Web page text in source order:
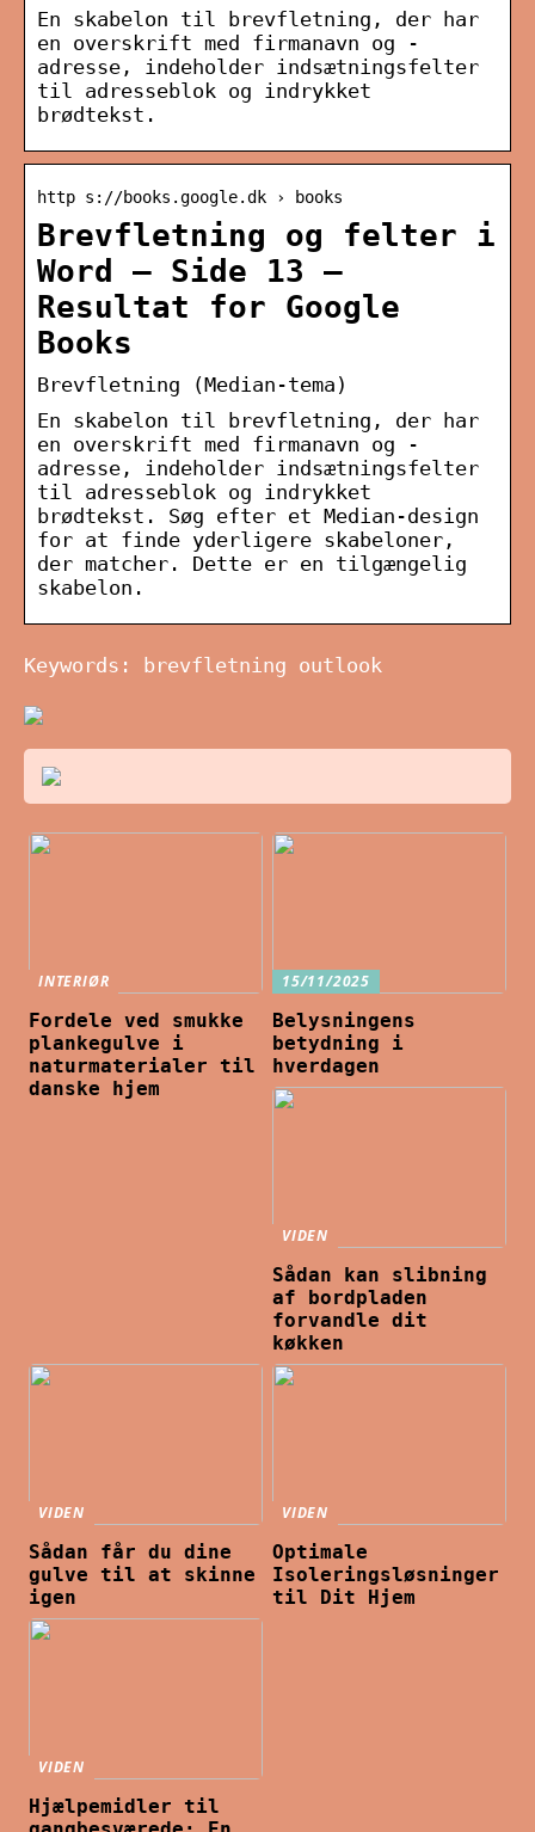
En skabelon til brevfletning, der har
en overskrift med firmanavn og -
adresse, indeholder indsætningsfelter
til adresseblok og indrykket
brødtekst.
http s://books.google.dk › books
Brevfletning og felter i
Word – Side 13 –
Resultat for Google
Books
Brevfletning (Median-tema)
En skabelon til brevfletning, der har
en overskrift med firmanavn og -
adresse, indeholder indsætningsfelter
til adresseblok og indrykket
brødtekst. Søg efter et Median-design
for at finde yderligere skabeloner,
der matcher. Dette er en tilgængelig
skabelon.
Keywords: brevfletning outlook
INTERIØR
Fordele ved smukke
plankegulve i
naturmaterialer til
danske hjem
15/11/2025
Belysningens
betydning i
hverdagen
VIDEN
Sådan kan slibning
af bordpladen
forvandle dit
køkken
VIDEN
Sådan får du dine
gulve til at skinne
igen
VIDEN
Optimale
Isoleringsløsninger
til Dit Hjem
VIDEN
Hjælpemidler til